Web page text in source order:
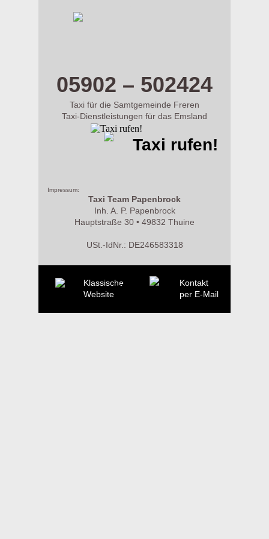
Impressum:
Taxi Team Papenbrock
Inh. A. P. Papenbrock
Hauptstraße 30 • 49832 Thuine
USt.-IdNr.: DE246583318
05902 – 502424
Taxi für die Samtgemeinde Freren
Taxi-Dienstleistungen für das Emsland
Taxi rufen!
Klassische
Website
Kontakt
per E-Mail